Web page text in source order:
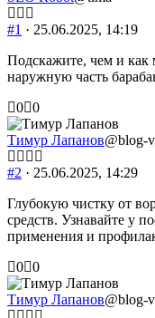
#1 · 25.06.2025, 14:19
Подскажите, чем и
наружную часть
Голосуйте
-
палец
вниз.
0 Голосуйте
-
палец
вверх.
0
Тимур Лапанов@blog-
#2 · 25.06.2025, 14:29
Глубокую чистку от
средств. Узнавайте у
применения и
Голосуйте
-
палец
вниз.
0 Голосуйте
-
палец
вверх.
0
Тимур Лапанов@blog-